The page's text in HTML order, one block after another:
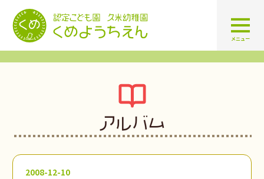
認定こども園 学校法人久米幼
メニュー
アルバム
2008-12-10